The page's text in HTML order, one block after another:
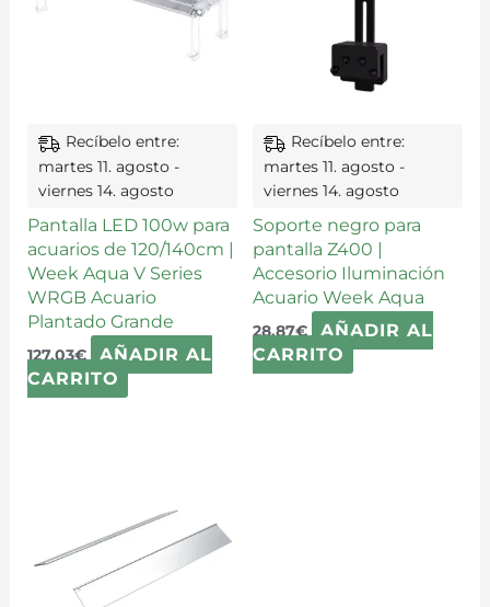
Recíbelo entre:
martes 11. agosto -
viernes 14. agosto
Pantalla LED 100w para
acuarios de 120/140cm |
Week Aqua V Series
WRGB Acuario
Plantado Grande
127,03€
AÑADIR AL
CARRITO
Recíbelo entre:
martes 11. agosto -
viernes 14. agosto
Soporte negro para
pantalla Z400 |
Accesorio Iluminación
Acuario Week Aqua
28,87€
AÑADIR AL
CARRITO